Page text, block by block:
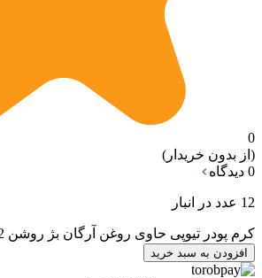
0
(از بدون خریدار)
0 دیدگاه
12 عدد در انبار
کرم پودر تیوپی حاوی روغن آرگان بژ روشن 502 ژرورا عدد
افزودن به سبد خرید